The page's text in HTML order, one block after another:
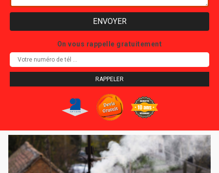
On vous rappelle gratuitement